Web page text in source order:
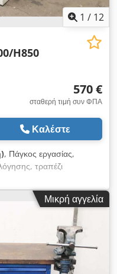
1 / 12
H850
570 €
σταθερή τιμή συν ΦΠΑ
Καλέστε
, Πάγκος εργασίας,
τραπέζι
- Κατασκευαστής:
κατασκευή με
mm - Συρτάρια/
κλειδί / κατανομή/ύψος
Front, ρυθμιζόμενη καθ'
180 x 30 mm, άνοιγμα
960/Υ1140 mm
kg
Μικρή αγγελία